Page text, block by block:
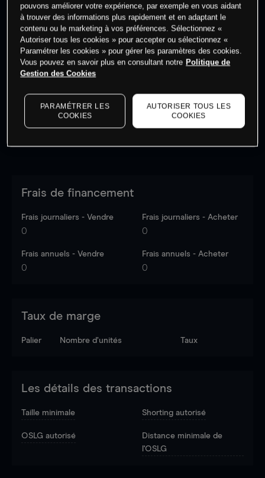
Les prix sont indicatifs.Connectez-vous pour voir les
dernières données du marché.
Frais de financement
Frais journaliers - Vendre
0
Frais journaliers - Acheter
0
Frais annuels - Vendre
0
Frais annuels - Acheter
0
Taux de marge
Palier Nombre d’unités Taux
Les détails des transactions
Taille minimale Shorting autorisé
OSLG autorisé
Distance minimale de
l'OSLG
pouvons améliorer votre expérience, par exemple en vous aidant
à trouver des informations plus rapidement et en adaptant le
contenu ou le marketing à vos préférences. Sélectionnez «
Autoriser tous les cookies » pour accepter ou sélectionnez «
Paramétrer les cookies » pour gérer les paramètres des cookies.
Vous pouvez en savoir plus en consultant notre Politique de
Gestion des Cookies
PARAMÉTRER LES
COOKIES
AUTORISER TOUS LES
COOKIES